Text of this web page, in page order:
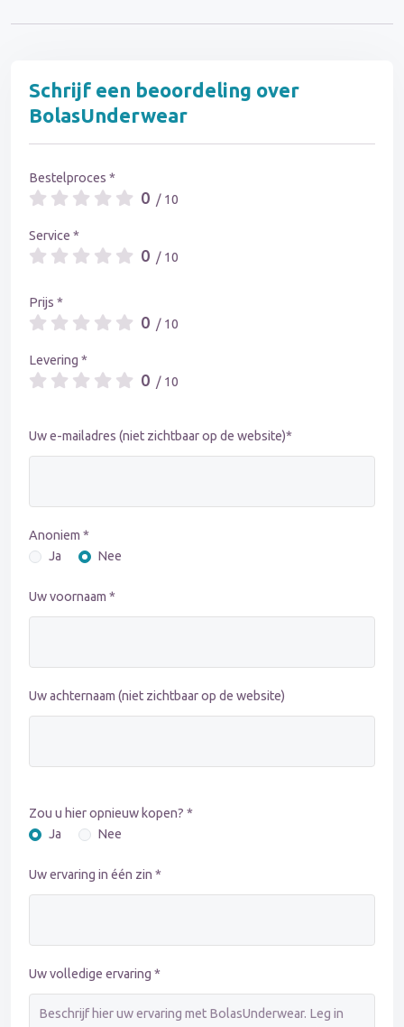
Schrijf een beoordeling over
BolasUnderwear
Bestelproces *
0 / 10
Service *
0 / 10
Prijs *
0 / 10
Levering *
0 / 10
Uw e-mailadres (niet zichtbaar op de website)*
Anoniem *
Ja
Nee
Uw voornaam *
Uw achternaam (niet zichtbaar op de website)
Zou u hier opnieuw kopen? *
Ja
Nee
Uw ervaring in één zin *
Uw volledige ervaring *